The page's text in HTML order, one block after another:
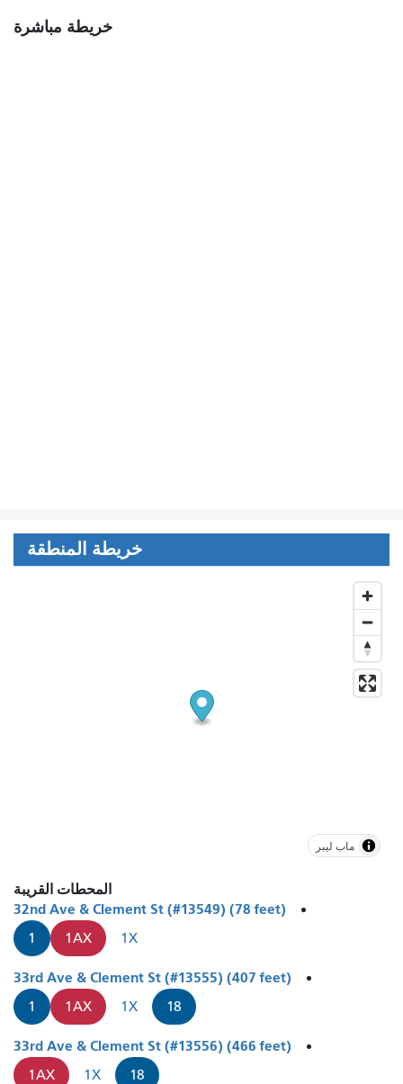
خريطة مباشرة
خريطة المنطقة
ماب ليبر
المحطات القريبة
32nd Ave & Clement St (#13549) (78 feet)
1 1AX 1X
33rd Ave & Clement St (#13555) (407 feet)
1 1AX 1X 18
33rd Ave & Clement St (#13556) (466 feet)
1AX 1X 18